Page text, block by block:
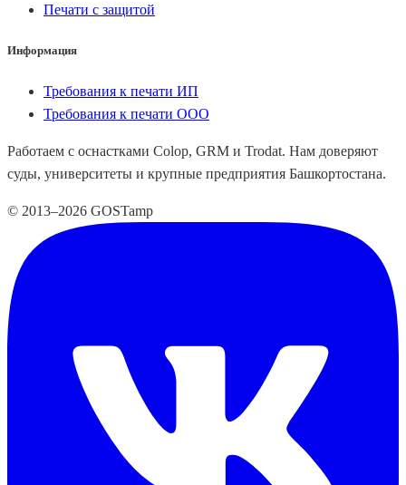
Печати с защитой
Информация
Требования к печати ИП
Требования к печати ООО
Работаем с оснастками Colop, GRM и Trodat. Нам доверяют
суды, университеты и крупные предприятия Башкортостана.
© 2013–2026 GOSTamp